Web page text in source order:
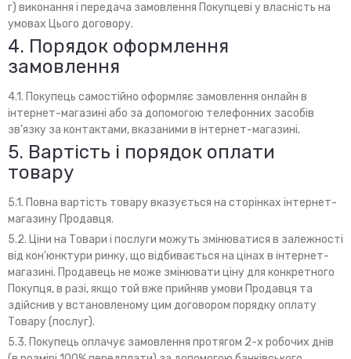
г) виконання і передача замовлення Покупцеві у власність на
умовах Цього договору.
4. Порядок оформлення
замовлення
4.1. Покупець самостійно оформляє замовлення онлайн в
інтернет-магазині або за допомогою телефонних засобів
зв’язку за контактами, вказаними в інтернет-магазині.
5. Вартість і порядок оплати
товару
5.1. Повна вартість товару вказується на сторінках інтернет-
магазину Продавця.
5.2. Ціни на Товари і послуги можуть змінюватися в залежності
від кон'юнктури ринку, що відбивається на цінах в інтернет-
магазині. Продавець не може змінювати ціну для конкретного
Покупця, в разі, якщо той вже прийняв умови Продавця та
здійснив у встановленому цим договором порядку оплату
Товару (послуг).
5.3. Покупець оплачує замовлення протягом 2-х робочих днів